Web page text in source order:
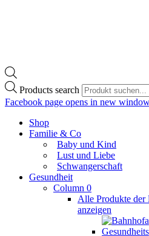
Products search
Facebook page opens in new
Shop
Familie & Co
Baby und Kind
Lust und Liebe
Schwangerschaft
Gesundheit
Column 0
Alle Produkte der
anzeigen